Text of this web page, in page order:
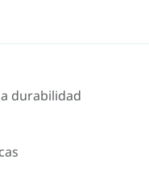
durabilidad